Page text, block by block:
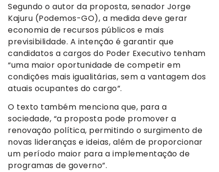
Segundo o autor da proposta, senador Jorge
Kajuru (Podemos-GO), a medida deve gerar
economia de recursos públicos e mais
previsibilidade. A intenção é garantir que
candidatos a cargos do Poder Executivo tenham
“uma maior oportunidade de competir em
condições mais igualitárias, sem a vantagem dos
atuais ocupantes do cargo”.
O texto também menciona que, para a
sociedade, “a proposta pode promover a
renovação política, permitindo o surgimento de
novas lideranças e ideias, além de proporcionar
um período maior para a implementação de
programas de governo”.